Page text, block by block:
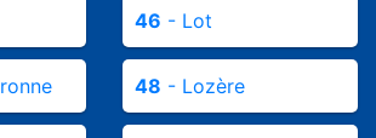
46 - Lot
48 - Lozère